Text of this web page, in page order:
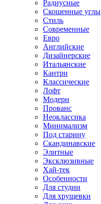
Радиусные
Скошенные углы
Стиль
Современные
Евро
Английские
Дизайнерские
Итальянские
Кантри
Классические
Лофт
Модерн
Прованс
Неоклассика
Минимализм
Под старину
Скандинавские
Элитные
Эксклюзивные
Хай-тек
Особенности
Для студии
Для хрущевки